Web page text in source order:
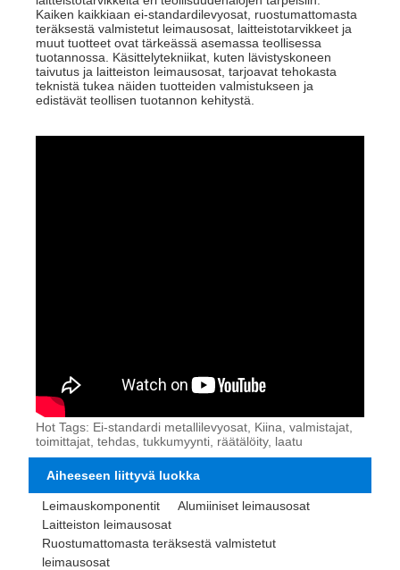
Kaiken kaikkiaan ei-standardilevyosat, ruostumattomasta
teräksestä valmistetut leimausosat, laitteistotarvikkeet ja
muut tuotteet ovat tärkeässä asemassa teollisessa
tuotannossa. Käsittelytekniikat, kuten lävistyskoneen
taivutus ja laitteiston leimausosat, tarjoavat tehokasta
teknistä tukea näiden tuotteiden valmistukseen ja
edistävät teollisen tuotannon kehitystä.
Hot Tags: Ei-standardi metallilevyosat, Kiina, valmistajat,
toimittajat, tehdas, tukkumyynti, räätälöity, laatu
Aiheeseen liittyvä luokka
Leimauskomponentit
Alumiiniset leimausosat
Laitteiston leimausosat
Ruostumattomasta teräksestä valmistetut
leimausosat